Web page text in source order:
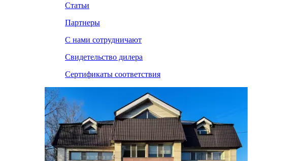
Статьи
Партнеры
С нами сотрудничают
Свидетельство дилера
Сертификаты соответствия